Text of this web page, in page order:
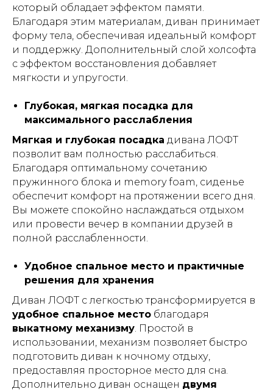
который обладает эффектом памяти.
Благодаря этим материалам, диван принимает
форму тела, обеспечивая идеальный комфорт
и поддержку. Дополнительный слой холсофта
с эффектом восстановления добавляет
мягкости и упругости.
Глубокая, мягкая посадка для
максимального расслабления
Мягкая и глубокая посадка дивана ЛОФТ
позволит вам полностью расслабиться.
Благодаря оптимальному сочетанию
пружинного блока и memory foam, сиденье
обеспечит комфорт на протяжении всего дня.
Вы можете спокойно наслаждаться отдыхом
или провести вечер в компании друзей в
полной расслабленности.
Удобное спальное место и практичные
решения для хранения
Диван ЛОФТ с легкостью трансформируется в
удобное спальное место благодаря
выкатному механизму. Простой в
использовании, механизм позволяет быстро
подготовить диван к ночному отдыху,
предоставляя просторное место для сна.
Дополнительно диван оснащен двумя